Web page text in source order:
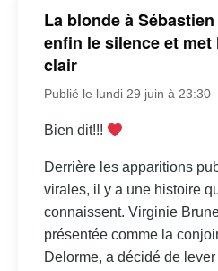
La blonde à
enfin le silence et met
clair
Publié le lundi 29 juin à 23:30
Bien dit!!!
Derrière les apparitions
virales, il y a une histoire
connaissent. Virginie
présentée comme la
Delorme, a décidé de